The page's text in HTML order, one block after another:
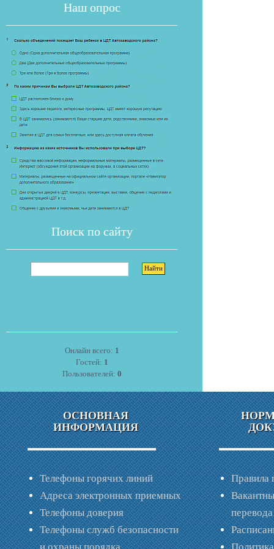
Наш опрос
Поиск по сайту
Онлайн всего: 1
Гостей: 1
Пользователей: 0
ОСНОВНАЯ
ИНФОРМАЦИЯ
Телефоны горячих линий
Адреса электронных приемных
Телефоны доверия
Телефоны служб безопасности
Правила
перевода